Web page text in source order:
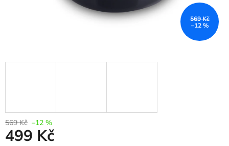
569 Kč
–12 %
569 Kč –12 %
499 Kč